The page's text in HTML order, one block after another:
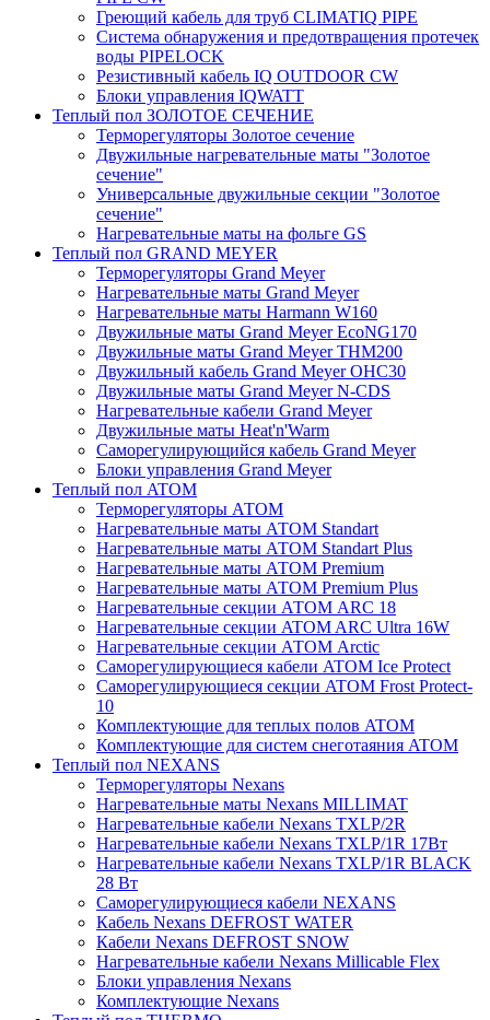
Греющий кабель для труб CLIMATIQ PIPE
Система обнаружения и предотвращения протечек
воды PIPELOCK
Резистивный кабель IQ OUTDOOR CW
Блоки управления IQWATT
Теплый пол ЗОЛОТОЕ СЕЧЕНИЕ
Терморегуляторы Золотое сечение
Двужильные нагревательные маты "Золотое
сечение"
Универсальные двужильные секции "Золотое
сечение"
Нагревательные маты на фольге GS
Теплый пол GRAND MEYER
Терморегуляторы Grand Meyer
Нагревательные маты Grand Meyer
Нагревательные маты Harmann W160
Двужильные маты Grand Meyer EcoNG170
Двужильные маты Grand Meyer THM200
Двужильный кабель Grand Meyer OHC30
Двужильные маты Grand Meyer N-CDS
Нагревательные кабели Grand Meyer
Двужильные маты Heat'n'Warm
Саморегулирующийся кабель Grand Meyer
Блоки управления Grand Meyer
Теплый пол ATOM
Терморегуляторы АТОМ
Нагревательные маты АТОМ Standart
Нагревательные маты АТОМ Standart Plus
Нагревательные маты АТОМ Premium
Нагревательные маты АТОМ Premium Plus
Нагревательные секции АТОМ ARC 18
Нагревательные секции ATOM ARC Ultra 16W
Нагревательные секции АТОМ Arctic
Саморегулирующиеся кабели ATOM Ice Protect
Саморегулирующиеся секции ATOM Frost Protect-
10
Комплектующие для теплых полов ATOM
Комплектующие для систем снеготаяния ATOM
Теплый пол NEXANS
Терморегуляторы Nexans
Нагревательные маты Nexans MILLIMAT
Нагревательные кабели Nexans TXLP/2R
Нагревательные кабели Nexans TXLP/1R 17Вт
Нагревательные кабели Nexans TXLP/1R BLACK
28 Вт
Саморегулирующиеся кабели NEXANS
Кабель Nexans DEFROST WATER
Кабели Nexans DEFROST SNOW
Нагревательные кабели Nexans Millicable Flex
Блоки управления Nexans
Комплектующие Nexans